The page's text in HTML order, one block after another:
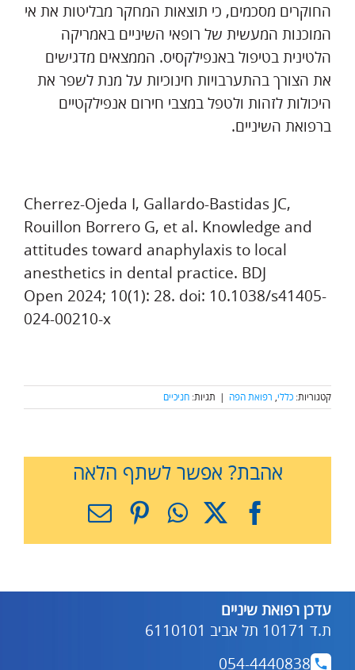
החוקרים מסכמים, כי תוצאות המחקר מבליטות את אי
המוכנות המעשית של רופאי השיניים באמריקה
הלטינית בטיפול באנפילקסיס. הממצאים מדגישים
את הצורך בהתערבויות חינוכיות על מנת לשפר את
היכולות לזהות ולטפל במצבי חירום אנפילקטיים
ברפואת השיניים.
Cherrez-Ojeda I, Gallardo-Bastidas JC,
Rouillon Borrero G, et al. Knowledge and
attitudes toward anaphylaxis to local
anesthetics in dental practice. BDJ
Open 2024; 10(1): 28. doi: 10.1038/s41405-
024-00210-x
קטגוריות: כללי, רפואת הפה | תגיות: חניכיים
אהבת? אפשר לשתף הלאה
Facebook
X
WhatsApp
Pinterest
כתובת
עדכן רפואת שיניים
ת.ד 10171 תל אביב 6110101
054-4440838